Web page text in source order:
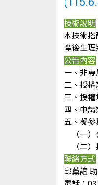
技術說明
本技術搭
產後生理
公告內容
一、非專
二、授權
三、授權
四、申請
五、擬參
（一）
（二）
聯絡方式
邱薰誼